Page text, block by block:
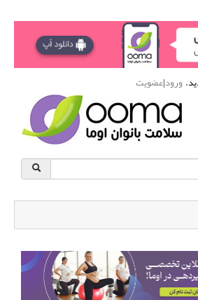
ورود|عضویت
آنلاین ورزشی اوما
پرسش و پاسخ